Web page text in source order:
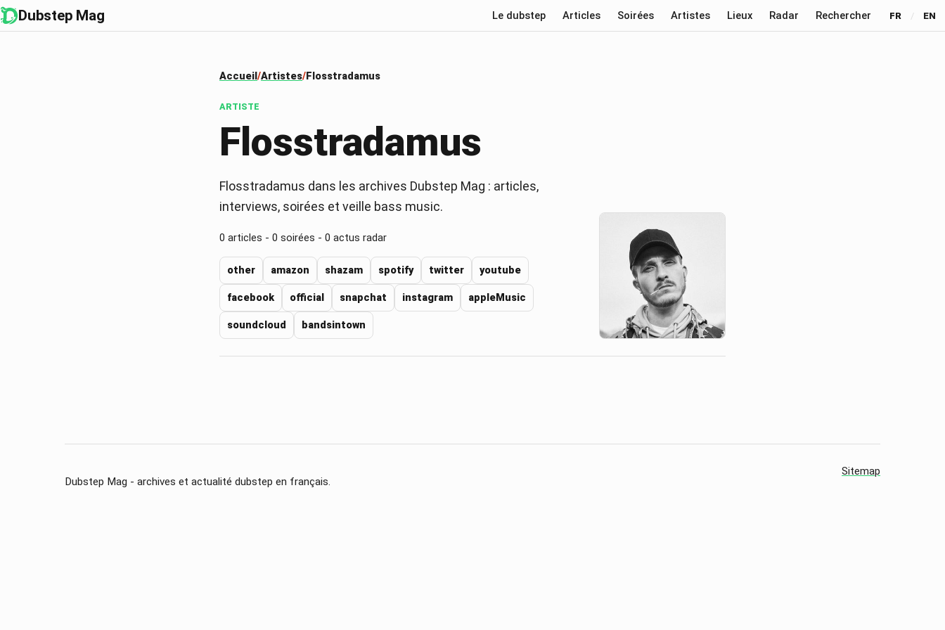
Dubstep Mag Le dubstep Articles Soirées Artistes Lieux Radar Rechercher FR / EN
Accueil Artistes Flosstradamus
ARTISTE
Flosstradamus
Flosstradamus dans les archives Dubstep Mag : articles,
interviews, soirées et veille bass music.
0 articles - 0 soirées - 0 actus radar
other amazon shazam spotify twitter youtube
facebook official snapchat instagram appleMusic
soundcloud bandsintown
Dubstep Mag - archives et actualité dubstep en français.
Sitemap